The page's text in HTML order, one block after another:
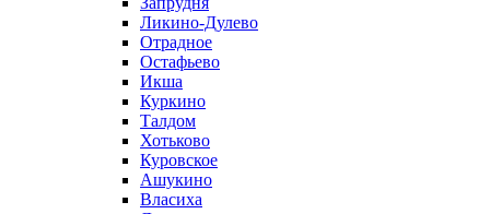
Ликино-Дулево
Отрадное
Остафьево
Икша
Куркино
Талдом
Хотьково
Куровское
Ашукино
Власиха